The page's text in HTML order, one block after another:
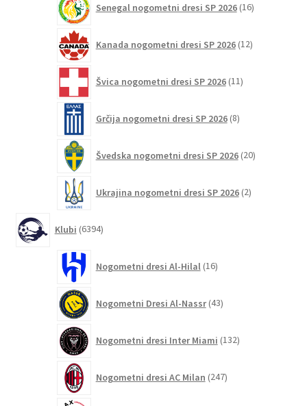
Senegal nogometni dresi SP 2026 16izdelkov
Kanada nogometni dresi SP 2026 12izdelkov
Švica nogometni dresi SP 2026 11izdelkov
Grčija nogometni dresi SP 2026 8izdelkov
Švedska nogometni dresi SP 2026 20izdelkov
Ukrajina nogometni dresi SP 2026 2izdelka
Klubi 6394izdelkov
Nogometni dresi Al-Hilal 16izdelkov
Nogometni Dresi Al-Nassr 43izdelkov
Nogometni dresi Inter Miami 132izdelkov
Nogometni dresi AC Milan 247izdelkov